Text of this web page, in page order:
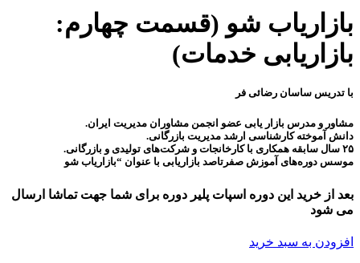
بازاریاب شو (قسمت چهارم:
بازاریابی خدمات)
با تدریس ساسان رضائی فر
مشاور و مدرس بازار یابی عضو انجمن مشاوران مدیریت ایران.
دانش آموخته کارشناسی ارشد مدیریت بازرگانی.
۲۵ سال سابقه همکاری با کارخانجات و شرکت‌های تولیدی و بازرگانی.
موسس دوره‌های آموزش صفرتاصد بازاریابی با عنوان “بازاریاب شو
بعد از خرید این دوره اسپات پلیر دوره برای شما جهت تماشا ارسال
می شود
افزودن به سبد خرید